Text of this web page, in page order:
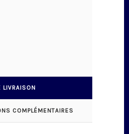
LIVRAISON
COMPLÉMENTAIRES